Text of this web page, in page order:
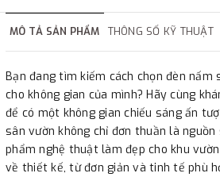
về thiết kế, từ đơn giản và tinh tế phù
đại đến những mẫu đèn cầu kỳ và sang
MÔ TẢ SẢN PHẨM THÔNG SỐ KỸ THUẬT
Bạn đang tìm kiếm cách chọn đèn nấm
cho không gian của mình? Hãy cùng
để có một không gian chiếu sáng ấn
sân vườn không chỉ đơn thuần là
phẩm nghệ thuật làm đẹp cho khu
về thiết kế, từ đơn giản và tinh tế phù